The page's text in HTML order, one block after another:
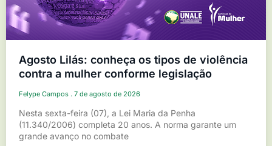
Agosto Lilás: conheça os tipos de violência
contra a mulher conforme legislação
Felype Campos 7 de agosto de 2026
Nesta sexta-feira (07), a Lei Maria da Penha
(11.340/2006) completa 20 anos. A norma garante um
grande avanço no combate